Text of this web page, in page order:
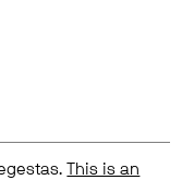
This is an